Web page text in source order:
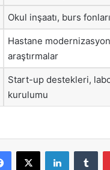
Okul inşaatı, burs fonları
Hastane
araştırmalar
Start-up destekleri,
kurulumu
Facebook
X LinkedIn